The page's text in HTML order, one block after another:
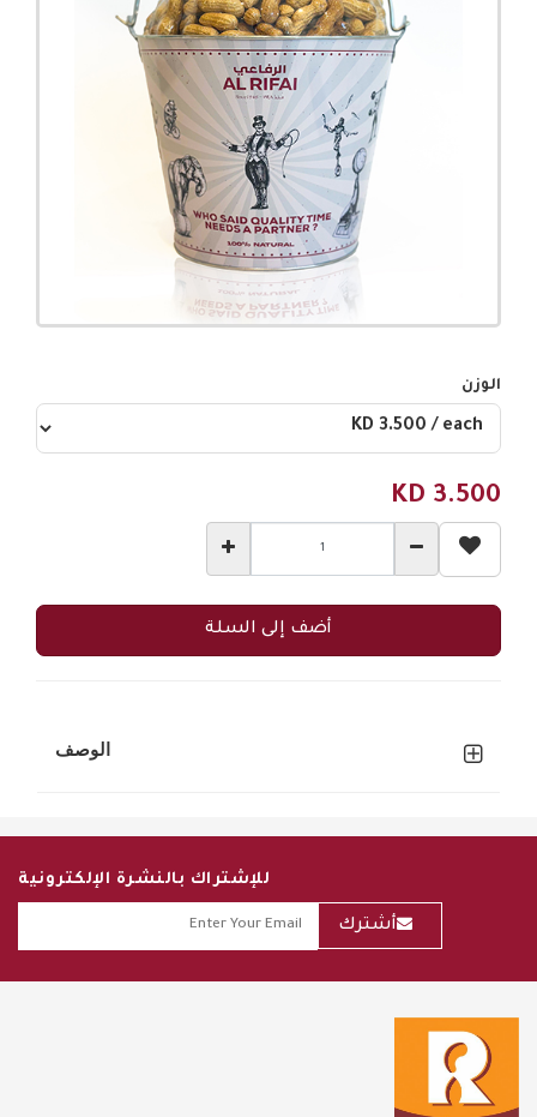
الوزن
KD 3.500
أضف إلى السلة
الوصف
للإشتراك بالنشرة الإلكترونية
أشترك